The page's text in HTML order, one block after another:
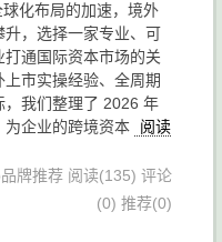
化布局的加速，境外
升，选择一家专业、可
通国际资本市场的关
市实操经验、全周期
，我们整理了 2026 年
为企业的跨境资本
阅读
牌推荐 阅读(135) 评论
(0) 推荐(0)